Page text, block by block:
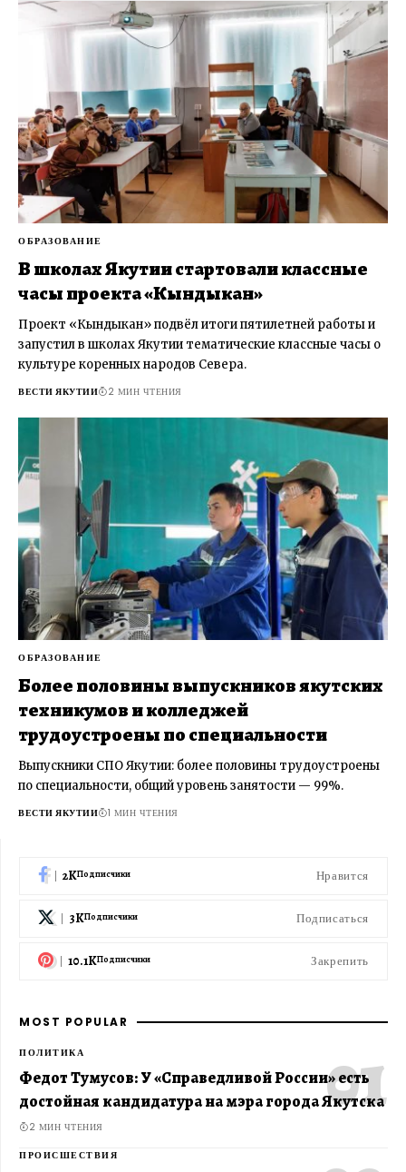
ОБРАЗОВАНИЕ
В школах Якутии стартовали классные
часы проекта «Кындыкан»
Проект «Кындыкан» подвёл итоги пятилетней работы и
запустил в школах Якутии тематические классные часы о
культуре коренных народов Севера.
ВЕСТИ ЯКУТИИ 2 МИН ЧТЕНИЯ
ОБРАЗОВАНИЕ
Более половины выпускников якутских
техникумов и колледжей
трудоустроены по специальности
Выпускники СПО Якутии: более половины трудоустроены
по специальности, общий уровень занятости — 99%.
ВЕСТИ ЯКУТИИ 1 МИН ЧТЕНИЯ
2KПодписчики Нравится
3KПодписчики Подписаться
10.1KПодписчики Закрепить
MOST POPULAR
ПОЛИТИКА
Федот Тумусов: У «Справедливой России» есть
достойная кандидатура на мэра города Якутска
2 МИН ЧТЕНИЯ
ПРОИСШЕСТВИЯ